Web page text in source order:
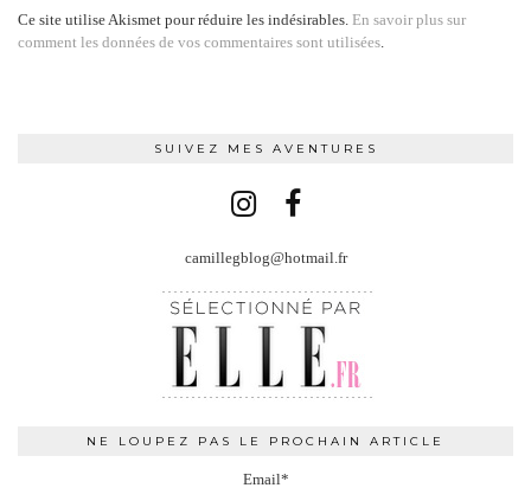
Ce site utilise Akismet pour réduire les indésirables. En savoir plus sur
comment les données de vos commentaires sont utilisées
SUIVEZ MES AVENTURES
camillegblog@hotmail.fr
NE LOUPEZ PAS LE PROCHAIN ARTICLE
Email*